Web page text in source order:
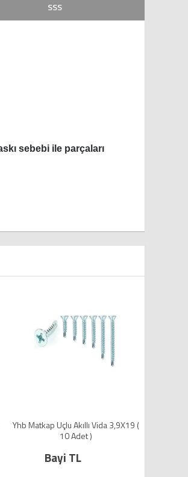
SSS
sebebi ile parçaları
3,9X19 (
Plastik Dubel Beyaz 7 mm ( 100